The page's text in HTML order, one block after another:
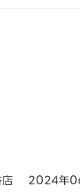
店 2024